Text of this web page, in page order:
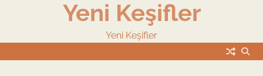
Yeni Keşifler
Yeni Keşifler